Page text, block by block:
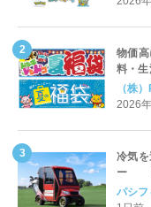
物価
料・
「夏
（株
2026
冷気
ー 国
Cart
パシフ